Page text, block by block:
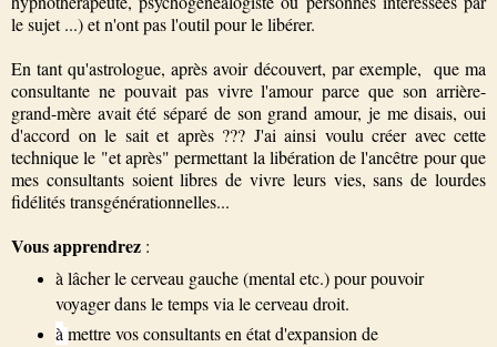
le sujet ...) et n'ont pas l'outil pour le libérer.
En tant qu'astrologue, après avoir découvert, par exemple, que ma
consultante ne pouvait pas vivre l'amour parce que son arrière-
grand-mère avait été séparé de son grand amour, je me disais, oui
d'accord on le sait et après ??? J'ai ainsi voulu créer avec cette
technique le "et après" permettant la libération de l'ancêtre pour que
mes consultants soient libres de vivre leurs vies, sans de lourdes
fidélités transgénérationnelles...
Vous apprendrez :
à lâcher le cerveau gauche (mental etc.) pour pouvoir
voyager dans le temps via le cerveau droit.
àmettre vos consultants en état d'expansion de